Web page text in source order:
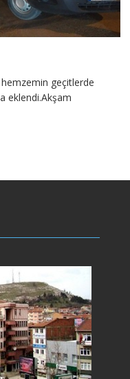
geçitlerde
eklendi.Akşam